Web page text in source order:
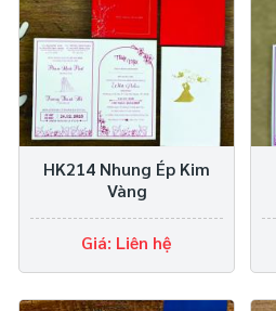
HK214 Nhung Ép Kim
Vàng
Giá: Liên hệ